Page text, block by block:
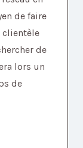
de faire
clientèle
de
lors un
de